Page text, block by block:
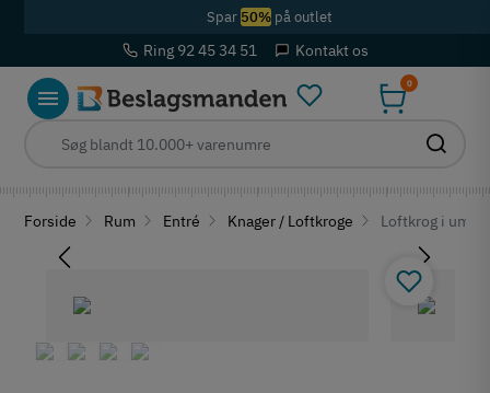
Spar 50%på outlet
Ring 92 45 34 51 Kontakt os
0
Forside Rum Entré Knager / Loftkroge Loftkrog i